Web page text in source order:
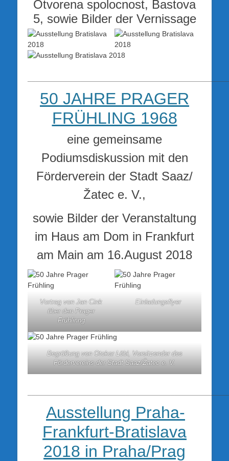
Otvorena spolocnost, Bastova
5, sowie Bilder der Vernissage
50 JAHRE PRAGER
FRÜHLING 1968
eine gemeinsame
Podiumsdiskussion mit den
Förderverein der Stadt Saaz/
Žatec e. V.,
sowie Bilder der Veranstaltung
im Haus am Dom in Frankfurt
am Main am 16.August 2018
Vortrag von Jan Cink
über den Prager
Frühlinng
Einladungsflyer
Begrüßung von Otokar Löbl, Vorsitzender des
Fördervereins der Stadt Saaz/Žatec e. V.
Ausstellung Praha-
Frankfurt-Bratislava
2018 in Praha/Prag